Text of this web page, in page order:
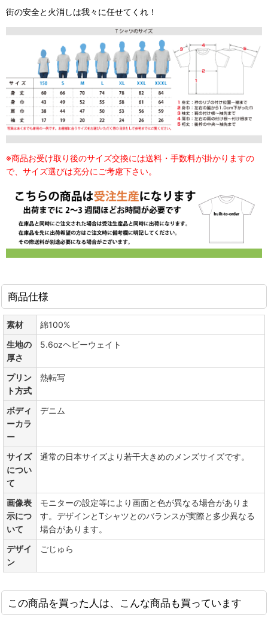
街の安全と火消しは我々に任せてくれ！
※商品お受け取り後のサイズ交換には送料・手数料が掛かりますの
で、サイズ選びは充分にご考慮下さい。
商品仕様
素材
綿100%
生地の
厚さ
5.6ozヘビーウェイト
プリン
ト方式
熱転写
ボディ
ーカラ
ー
デニム
サイズ
につい
て
通常の日本サイズより若干大きめのメンズサイズです。
画像表
示につ
いて
モニターの設定等により画面と色が異なる場合がありま
す。デザインとTシャツとのバランスが実際と多少異なる
場合があります。
デザイ
ン
ごじゅら
この商品を買った人は、こんな商品も買っています